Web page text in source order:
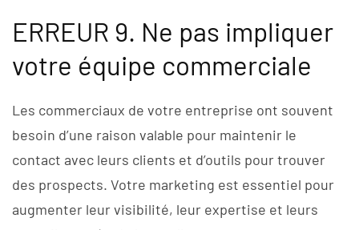
ERREUR 9. Ne pas impliquer
votre équipe commerciale
Les commerciaux de votre entreprise ont souvent
besoin d’une raison valable pour maintenir le
contact avec leurs clients et d’outils pour trouver
des prospects. Votre marketing est essentiel pour
augmenter leur visibilité, leur expertise et leurs